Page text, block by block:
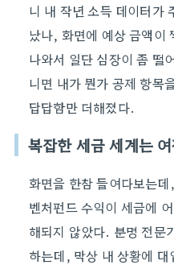
니 내 작년 소득 데이터가
났나, 화면에 예상 금액이
나와서 일단 심장이 좀 떨
니면 내가 뭔가 공제 항목
답답함만 더해졌다.
복잡한 세금 세계는
화면을 한참 들여다보는
벤처펀드 수익이 세금에
해되지 않았다. 분명 전문
하는데, 막상 내 상황에